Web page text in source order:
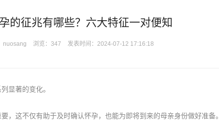
的征兆有哪些？六大特征一对便知
nuosang 浏览：347 发表时间：2024-07-12 17:16:18
显著的变化。
，这不仅有助于及时确认怀孕，也能为即将到来的母亲身份做好准备。